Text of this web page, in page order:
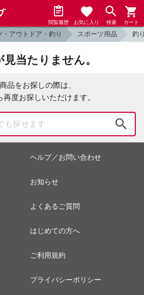
閲覧履歴 お気に入り 検索 カート
・アウトドア・釣り スポーツ用品 釣
当たりません。
品をお探しの際は、
再度お探しいただけます。
ヘルプ／お問い合わせ
お知らせ
よくあるご質問
はじめての方へ
ご利用規約
プライバシーポリシー